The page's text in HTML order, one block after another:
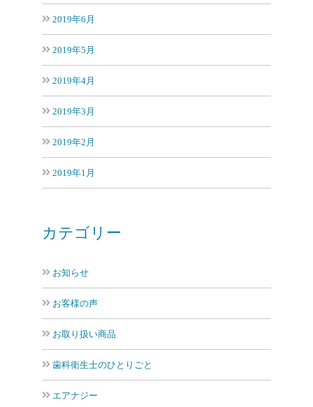
2019年6月
2019年5月
2019年4月
2019年3月
2019年2月
2019年1月
カテゴリー
お知らせ
お客様の声
お取り扱い商品
歯科衛生士のひとりごと
エアナジー